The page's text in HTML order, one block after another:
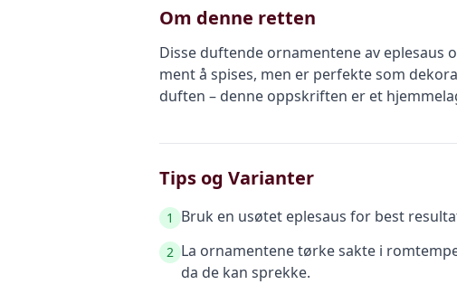
Om denne retten
Disse duftende ornamentene av eplesaus
ment å spises, men er perfekte som
duften – denne oppskriften er et
Tips og Varianter
1 Bruk en usøtet eplesaus for best
2 La ornamentene tørke sakte i
da de kan sprekke.